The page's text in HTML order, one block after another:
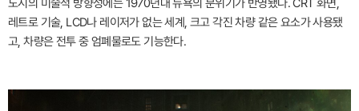
도시의 미술적 방향성에는 1970년대 뉴욕의 분위기가 반영됐다. CRT 화면,
레트로 기술, LCD나 레이저가 없는 세계, 크고 각진 차량 같은 요소가 사용됐
고, 차량은 전투 중 엄폐물로도 기능한다.